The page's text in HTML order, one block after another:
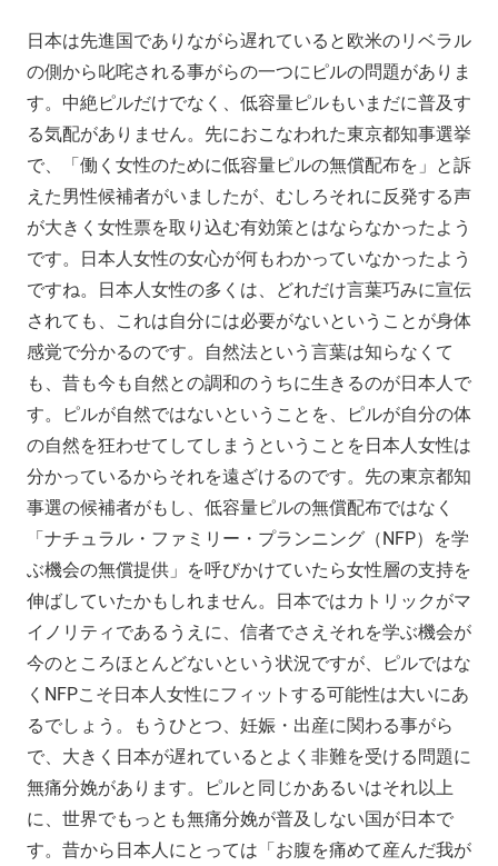
日本は先進国でありながら遅れていると欧米のリベラル
の側から叱咤される事がらの一つにピルの問題がありま
す。中絶ピルだけでなく、低容量ピルもいまだに普及す
る気配がありません。先におこなわれた東京都知事選挙
で、「働く女性のために低容量ピルの無償配布を」と訴
えた男性候補者がいましたが、むしろそれに反発する声
が大きく女性票を取り込む有効策とはならなかったよう
です。日本人女性の女心が何もわかっていなかったよう
ですね。日本人女性の多くは、どれだけ言葉巧みに宣伝
されても、これは自分には必要がないということが身体
感覚で分かるのです。自然法という言葉は知らなくて
も、昔も今も自然との調和のうちに生きるのが日本人で
す。ピルが自然ではないということを、ピルが自分の体
の自然を狂わせてしてしまうということを日本人女性は
分かっているからそれを遠ざけるのです。先の東京都知
事選の候補者がもし、低容量ピルの無償配布ではなく
「ナチュラル・ファミリー・プランニング（NFP）を学
ぶ機会の無償提供」を呼びかけていたら女性層の支持を
伸ばしていたかもしれません。日本ではカトリックがマ
イノリティであるうえに、信者でさえそれを学ぶ機会が
今のところほとんどないという状況ですが、ピルではな
くNFPこそ日本人女性にフィットする可能性は大いにあ
るでしょう。もうひとつ、妊娠・出産に関わる事がら
で、大きく日本が遅れているとよく非難を受ける問題に
無痛分娩があります。ピルと同じかあるいはそれ以上
に、世界でもっとも無痛分娩が普及しない国が日本で
す。昔から日本人にとっては「お腹を痛めて産んだ我が